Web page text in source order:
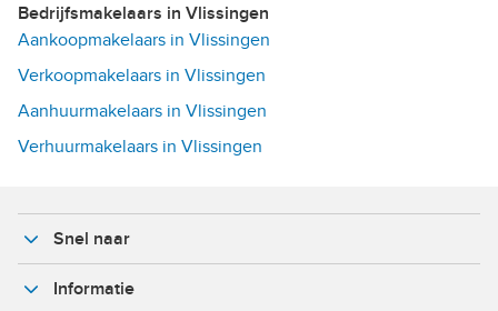
Bedrijfsmakelaars in Vlissingen
Aankoopmakelaars in Vlissingen
Verkoopmakelaars in Vlissingen
Aanhuurmakelaars in Vlissingen
Verhuurmakelaars in Vlissingen
Snel naar
Informatie